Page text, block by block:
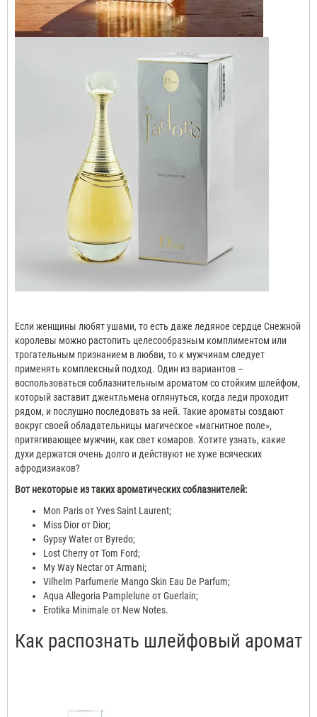
Если женщины любят ушами, то есть даже ледяное сердце Снежной
королевы можно растопить целесообразным комплиментом или
трогательным признанием в любви, то к мужчинам следует
применять комплексный подход. Один из вариантов –
воспользоваться соблазнительным ароматом со стойким шлейфом,
который заставит джентльмена оглянуться, когда леди проходит
рядом, и послушно последовать за ней. Такие ароматы создают
вокруг своей обладательницы магическое «магнитное поле»,
притягивающее мужчин, как свет комаров. Хотите узнать, какие
духи держатся очень долго и действуют не хуже всяческих
афродизиаков?
Вот некоторые из таких ароматических соблазнителей:
Mon Paris от Yves Saint Laurent;
Miss Dior от Dior;
Gypsy Water от Byredo;
Lost Cherry от Tom Ford;
My Way Nectar от Armani;
Vilhelm Parfumerie Mango Skin Eau De Parfum;
Aqua Allegoria Pamplelune от Guerlain;
Erotika Minimale от New Notes.
Как распознать шлейфовый аромат